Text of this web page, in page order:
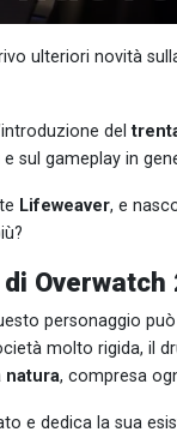
ulteriori novità
del
sul gameplay in
Lifeweaver, e
Overwatch
personaggio
molto rigida, il
natura, compresa
e dedica la sua